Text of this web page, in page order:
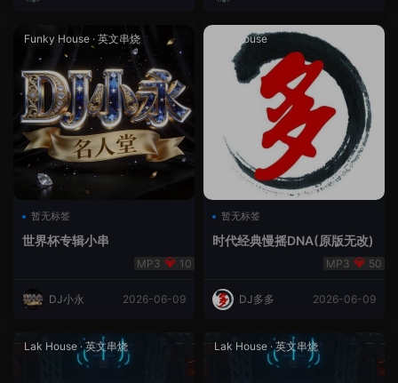
Funky House · 英文串烧
暂无标签
世界杯专辑小串
10
DJ小永 2026-06-09
成都House
暂无标签
时代经典慢摇DNA(原版无改)
50
DJ多多 2026-06-09
Lak House ·英文串烧 Lak House ·英文串烧